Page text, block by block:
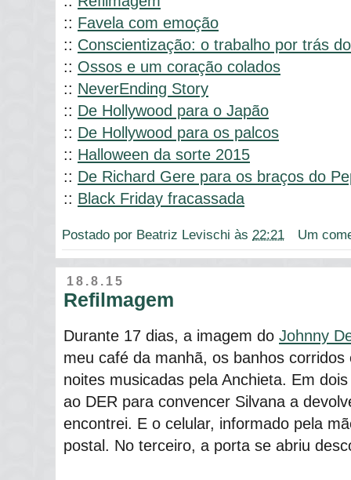
:: Favela com emoção
:: Conscientização: o trabalho por trás
:: Ossos e um coração colados
:: NeverEnding Story
:: De Hollywood para o Japão
:: De Hollywood para os palcos
:: Halloween da sorte 2015
:: De Richard Gere para os braços do
:: Black Friday fracassada
Postado por Beatriz Levischi às 22:21 Um
18.8.15
Refilmagem
Durante 17 dias, a imagem do Johnny
meu café da manhã, os banhos
noites musicadas pela Anchieta. Em
ao DER para convencer Silvana a
encontrei. E o celular, informado pela
postal. No terceiro, a porta se abriu